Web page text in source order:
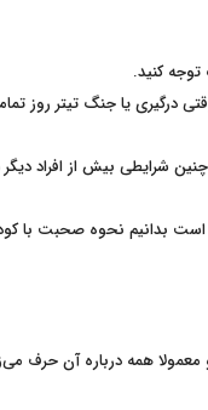
توجه کنید.
درگیری یا جنگ تیتر روز
شرایطی بیش از افراد دیگر
است بدانیم نحوه صحبت با
معمولا همه درباره آن حرف